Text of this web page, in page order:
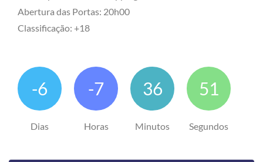
Abertura das Portas: 20h00
Classificação: +18
-6
Dias
-7
Horas
36
Minutos
51
Segundos